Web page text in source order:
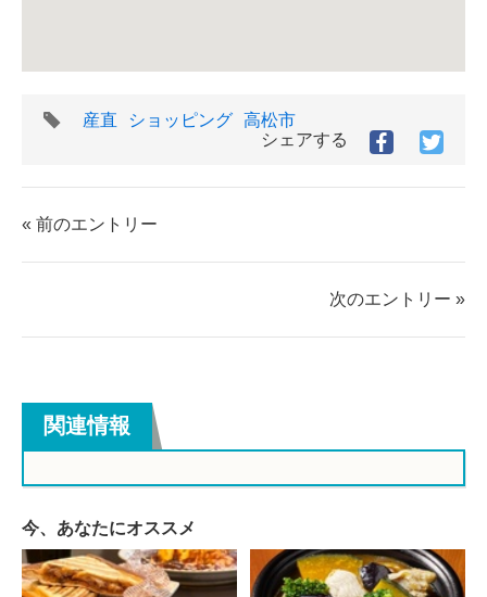
タ
産直 ショッピング 高松市
シェアする
Facebook
シ
す
シ
す
« 前のエントリー
次のエントリー »
関連情報
今、あなたにオススメ